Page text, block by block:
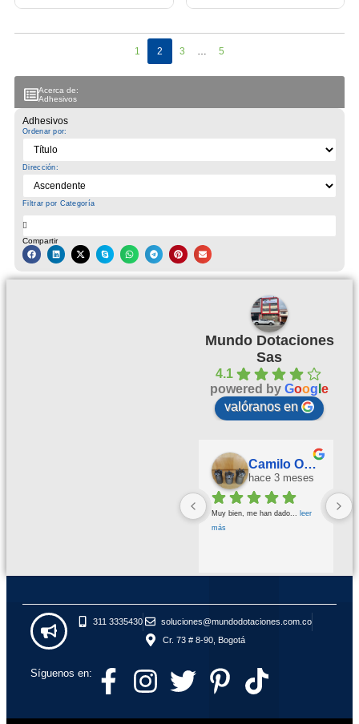
Adhesivos
Ordenar por:
Dirección:
Filtrar por Categoría
Compartir
Acerca de:
Adhesivos
1 2 3 … 5
Mundo Dotaciones
Sas
4.1
powered by Goog e
valóranos en
Camilo Ortegón
hace 3 meses
Muy bien, me han dado
leer
más
311 3335430
soluciones@mundodotaciones.com.co
Cr. 73 # 8-90, Bogotá
Síguenos en: